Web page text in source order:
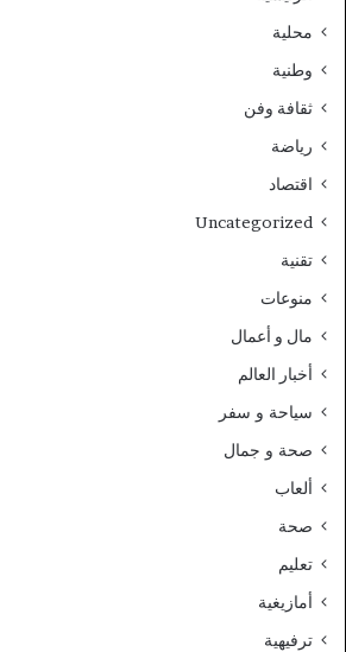
محلية
وطنية
ثقافة وفن
رياضة
اقتصاد
Uncategorized
تقنية
منوعات
مال و أعمال
أخبار العالم
سياحة و سفر
صحة و جمال
ألعاب
صحة
تعليم
أمازيغية
ترفيهية